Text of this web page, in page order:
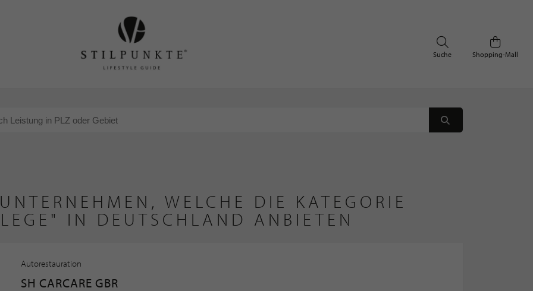
Shopping-Mall
Suche
WELCHE DIE KATEGORIE
IN DEUTSCHLAND ANBIETEN
Autorestauration
SH CARCARE GBR